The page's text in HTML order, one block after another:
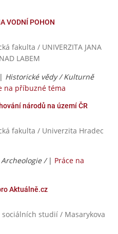
VODNÍ POHON
fakulta / UNIVERZITA JANA
LABEM
| Historické vědy / Kulturně
na příbuzné téma
národů na území ČR
fakulta / Univerzita Hradec
Archeologie / | Práce na
Aktuálně.cz
sociálních studií / Masarykova